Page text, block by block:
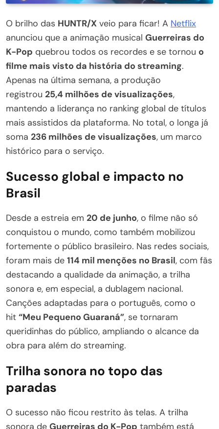
O brilho das HUNTR/X veio para ficar! A Netflix
anunciou que a animação musical Guerreiras do
K-Pop quebrou todos os recordes e se tornou o
filme mais visto da história do streaming.
Apenas na última semana, a produção
registrou 25,4 milhões de visualizações,
mantendo a liderança no ranking global de títulos
mais assistidos da plataforma. No total, o longa já
soma 236 milhões de visualizações, um marco
histórico para o serviço.
Sucesso global e impacto no
Brasil
Desde a estreia em 20 de junho, o filme não só
conquistou o mundo, como também mobilizou
fortemente o público brasileiro. Nas redes sociais,
foram mais de 114 mil menções no Brasil, com fãs
destacando a qualidade da animação, a trilha
sonora e, em especial, a dublagem nacional.
Canções adaptadas para o português, como o
hit “Meu Pequeno Guaraná”, se tornaram
queridinhas do público, ampliando o alcance da
obra para além do streaming.
Trilha sonora no topo das
paradas
O sucesso não ficou restrito às telas. A trilha
sonora de Guerreiras do K-Pop também está